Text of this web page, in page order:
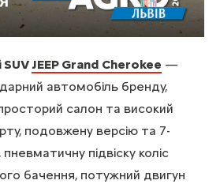
JEEP Grand Cherokee —
автомобіль бренду,
салон та високий
подовжену версію та 7-
підвіску коліс
бачення, потужний двигун